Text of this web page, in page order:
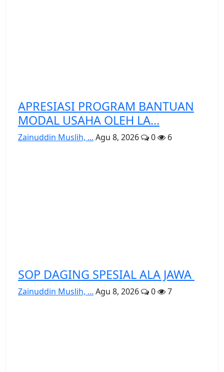
APRESIASI PROGRAM BANTUAN
MODAL USAHA OLEH LA...
Zainuddin Muslih, ... Agu 8, 2026 0 6
SOP DAGING SPESIAL ALA JAWA
Zainuddin Muslih, ... Agu 8, 2026 0 7